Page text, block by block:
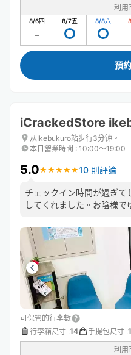
利用
8/6四 8/7五 8/8六
預
iCrackedStore
从Ikebukuro站步行3分钟。
本日營業時間 : 10:00〜19:00
5.0★ ★ ★ ★ ★
★ ★ ★ ★ ★10 則評論
チェックイン時間が過ぎて
してくれました。お陰様で
可保管的行李數
行李箱尺寸 :14 手提包尺寸 :
利用